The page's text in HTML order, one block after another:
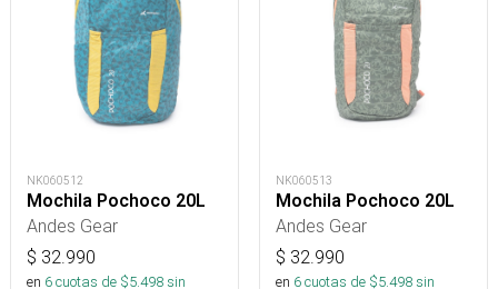
NK060512
Mochila Pochoco 20L
Andes Gear
$ 32.990
en 6cuotas de $5.498sin
NK060513
Mochila Pochoco 20L
Andes Gear
$ 32.990
en 6cuotas de $5.498sin